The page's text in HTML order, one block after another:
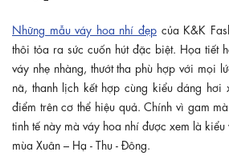
Những mẫu váy hoa nhí đẹpcủa K&K
thôi tỏa ra sức cuốn hút đặc biệt. Họa tiết
váy nhẹ nhàng, thướt tha phù hợp với mọi
nã, thanh lịch kết hợp cùng kiểu dáng hơi
điểm trên cơ thể hiệu quả. Chính vì gam
tinh tế này mà váy hoa nhí được xem là
mùa Xuân – Hạ - Thu - Đông.